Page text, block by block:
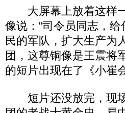
大屏幕上放着这样一
像说：“司令员同志，
民的军队，扩大生产
团，这尊铜像是王震将
的短片出现在了《小崔
短片还没放完，现场